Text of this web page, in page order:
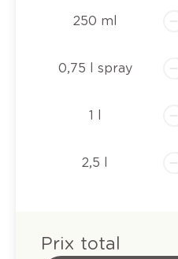
250 ml
0,75 l spray
1 l
2,5 l
Prix total